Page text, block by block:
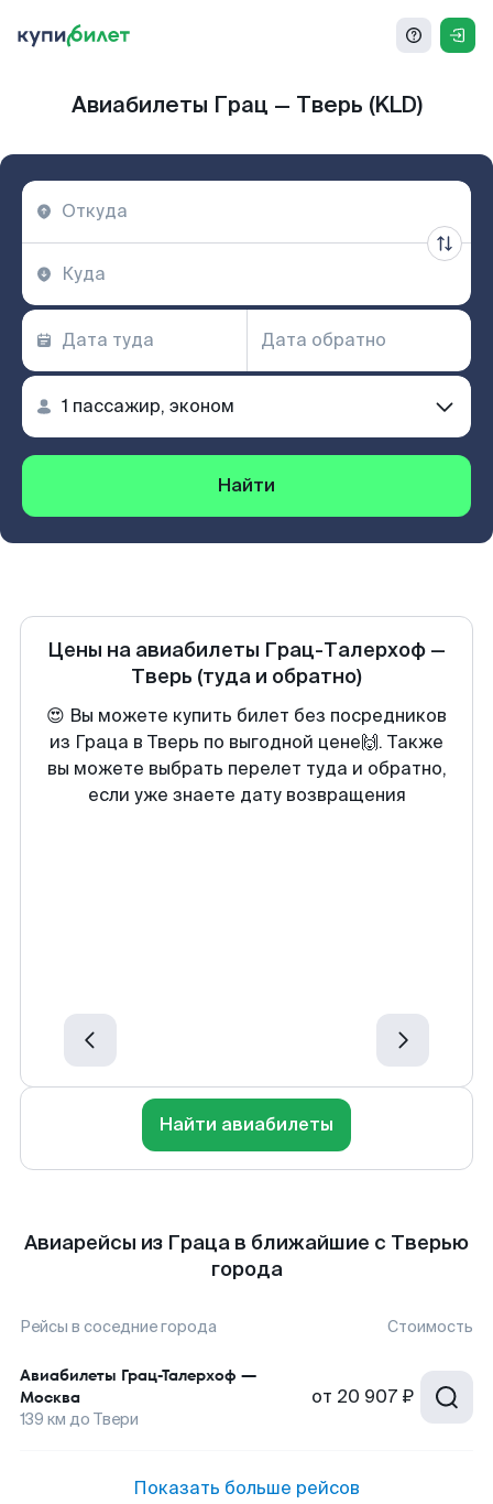
Авиабилеты Грац — Тверь (KLD)
Найти
Цены на авиабилеты Грац-Талерхоф —
Тверь (туда и обратно)
😍 Вы можете купить билет без посредников
из Граца в Тверь по выгодной цене🙌. Также
вы можете выбрать перелет туда и обратно,
если уже знаете дату возвращения
Найти авиабилеты
Авиарейсы из Граца в ближайшие с Тверью
города
Рейсы в соседние города Стоимость
Авиабилеты Грац-Талерхоф —
Москва
139 км до Твери
от 20 907 ₽
Показать больше рейсов